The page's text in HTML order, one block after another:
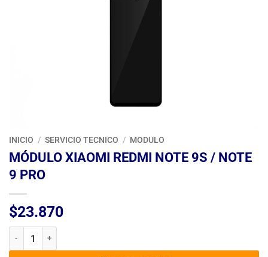
INICIO / SERVICIO TECNICO / MODULO
MÓDULO XIAOMI REDMI NOTE 9S / NOTE
9 PRO
$23.870
MÓDULO XIAOMI REDMI NOTE 9S / NOTE 9 PRO cantidad